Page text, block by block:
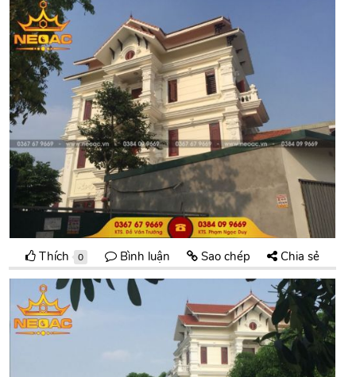
Thích 0 Bình luận Sao chép Chia sẻ